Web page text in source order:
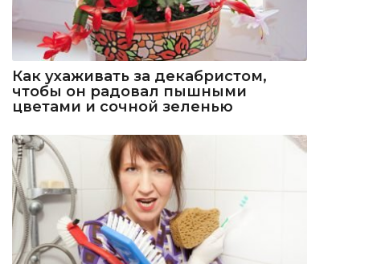
Как ухаживать за декабристом,
чтобы он радовал пышными
цветами и сочной зеленью